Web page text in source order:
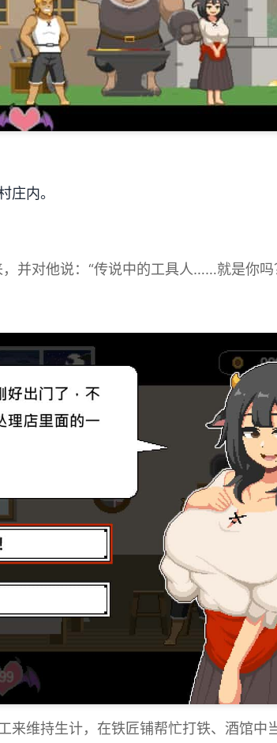
庄内。
并对他说：“传说中的工具人……就是你吗
来维持生计，在铁匠铺帮忙打铁、酒馆中